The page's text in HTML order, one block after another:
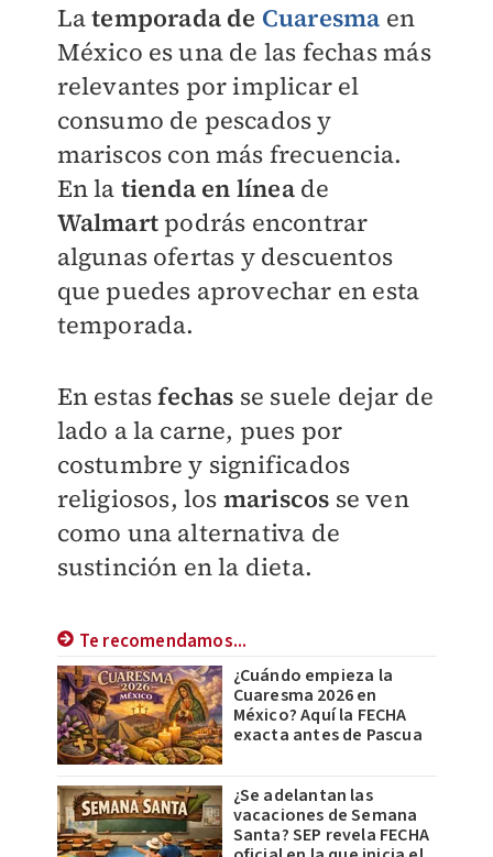
Latemporada de Cuaresma en
México es una de las fechas más
relevantes por implicar el
consumo de pescados y
mariscos con más frecuencia.
En la tienda en línea de
Walmart podrás encontrar
algunas ofertas y descuentos
que puedes aprovechar en esta
temporada.
En estasfechas se suele dejar de
lado a la carne, pues por
costumbre y significados
religiosos, los mariscos se ven
como una alternativa de
sustinción en la dieta.
Te recomendamos...
¿Cuándo empieza la
Cuaresma 2026 en
México? Aquí la FECHA
exacta antes de Pascua
¿Se adelantan las
vacaciones de Semana
Santa? SEP revela FECHA